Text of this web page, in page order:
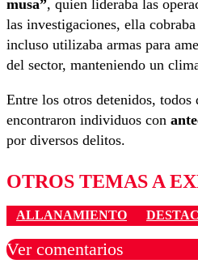
musa”, quien lideraba las
las investigaciones, ella
incluso utilizaba armas para
del sector, manteniendo un
Entre los otros detenidos,
encontraron individuos con
por diversos delitos.
OTROS TEMAS A
ALLANAMIENTO
Ver comentarios